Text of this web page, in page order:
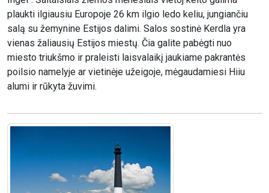
plaukti ilgiausiu Europoje 26 km ilgio ledo keliu, jungiančiu
salą su žemynine Estijos dalimi. Salos sostinė Kerdla yra
vienas žaliausių Estijos miestų. Čia galite pabėgti nuo
miesto triukšmo ir praleisti laisvalaikį jaukiame pakrantės
poilsio namelyje ar vietinėje užeigoje, mėgaudamiesi Hiiu
alumi ir rūkyta žuvimi.